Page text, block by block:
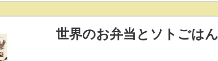
世界のお弁当とソトごはん